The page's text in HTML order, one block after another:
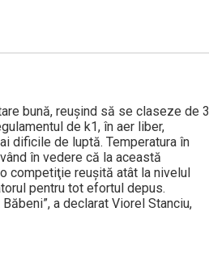
bună, reuşind să se claseze de 3
de k1, în aer liber,
dificile de luptă. Temperatura în
în vedere că la această
competiţie reuşită atât la nivelul
pentru tot efortul depus.
a declarat Viorel Stanciu,